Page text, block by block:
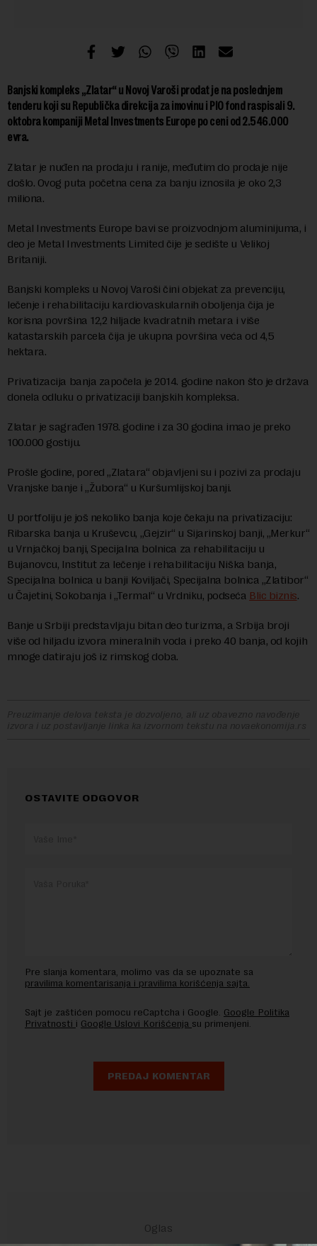
Banjski kompleks „Zlatar“ u Novoj Varoši prodat je na poslednjem
tenderu koji su Republička direkcija za imovinu i PIO fond raspisali 9.
oktobra kompaniji Metal Investments Europe po ceni od 2.546.000
evra.
Zlatar je nuđen na prodaju i ranije, međutim do prodaje nije
došlo. Ovog puta početna cena za banju iznosila je oko 2,3
miliona.
Metal Investments Europe bavi se proizvodnjom aluminijuma, i
deo je Metal Investments Limited čije je sedište u Velikoj
Britaniji.
Banjski kompleks u Novoj Varoši čini objekat za prevenciju,
lečenje i rehabilitaciju kardiovaskularnih oboljenja čija je
korisna površina 12,2 hiljade kvadratnih metara i više
katastarskih parcela čija je ukupna površina veća od 4,5
hektara.
Privatizacija banja započela je 2014. godine nakon što je država
donela odluku o privatizaciji banjskih kompleksa.
Zlatar je sagrađen 1978. godine i za 30 godina imao je preko
100.000 gostiju.
Prošle godine, pored „Zlatara“ objavljeni su i pozivi za prodaju
Vranjske banje i „Žubora“ u Kuršumlijskoj banji.
U portfoliju je još nekoliko banja koje čekaju na privatizaciju:
Ribarska banja u Kruševcu, „Gejzir“ u Sijarinskoj banji, „Merkur“
u Vrnjačkoj banji, Specijalna bolnica za rehabilitaciju u
Bujanovcu, Institut za lečenje i rehabilitaciju Niška banja,
Specijalna bolnica u banji Koviljači, Specijalna bolnica „Zlatibor“
u Čajetini, Sokobanja i „Termal“ u Vrdniku, podseća Blic biznis.
Banje u Srbiji predstavljaju bitan deo turizma, a Srbija broji
više od hiljadu izvora mineralnih voda i preko 40 banja, od kojih
mnoge datiraju još iz rimskog doba.
Preuzimanje delova teksta je dozvoljeno, ali uz obavezno navođenje
izvora i uz postavljanje linka ka izvornom tekstu na novaekonomija.rs
OSTAVITE ODGOVOR
Pre slanja komentara, molimo vas da se upoznate sa
pravilima komentarisanja i pravilima korišćenja sajta.
Sajt je zaštićen pomocu reCaptcha i Google. Google Politika
Privatnosti i Google Uslovi Korišćenja su primenjeni.